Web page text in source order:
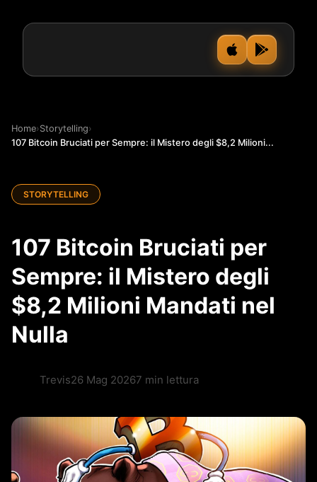
Home›Storytelling›
107 Bitcoin Bruciati per Sempre: il Mistero degli $8,2 Milioni...
STORYTELLING
107 Bitcoin Bruciati per
Sempre: il Mistero degli
$8,2 Milioni Mandati nel
Nulla
Trevis26 Mag 20267 min lettura